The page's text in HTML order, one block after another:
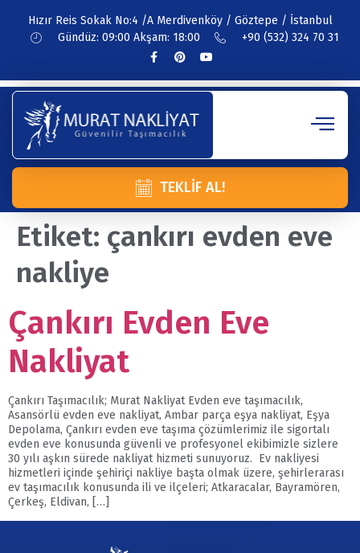
Hızır Reis Sokak No:4 /A Merdivenköy / Göztepe / İstanbul
Gündüz: 09:00 Akşam: 18:00
+90 (532) 324 70 31
TEKLIF AL!
Etiket: çankırı evden eve
nakliye
Çankırı Evden Eve
Nakliyat
Çankırı Taşımacılık; Murat Nakliyat Evden eve taşımacılık,
Asansörlü evden eve nakliyat, Ambar parça eşya nakliyat, Eşya
Depolama, Çankırı evden eve taşıma çözümlerimiz ile sigortalı
evden eve konusunda güvenli ve profesyonel ekibimizle sizlere
30 yılı aşkın sürede nakliyat hizmeti sunuyoruz. Ev nakliyesi
hizmetleri içinde şehiriçi nakliye başta olmak üzere, şehirlerarası
ev taşımacılık konusunda ili ve ilçeleri; Atkaracalar, Bayramören,
Çerkeş, Eldivan, […]